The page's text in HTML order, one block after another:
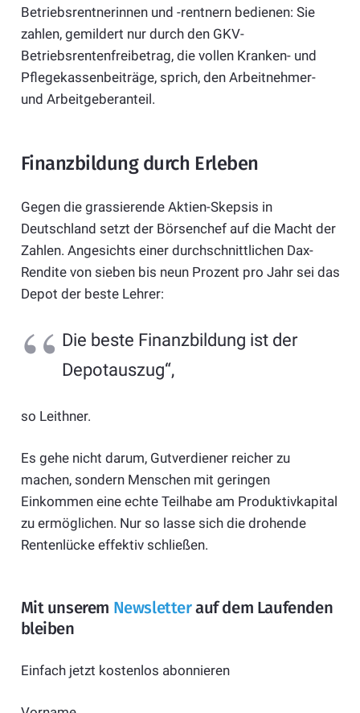
Betriebsrentnerinnen und -rentnern bedienen: Sie
zahlen, gemildert nur durch den GKV-
Betriebsrentenfreibetrag, die vollen Kranken- und
Pflegekassenbeiträge, sprich, den Arbeitnehmer-
und Arbeitgeberanteil.
Finanzbildung durch Erleben
Gegen die grassierende Aktien-Skepsis in
Deutschland setzt der Börsenchef auf die Macht der
Zahlen. Angesichts einer durchschnittlichen Dax-
Rendite von sieben bis neun Prozent pro Jahr sei das
Depot der beste Lehrer:
Die beste Finanzbildung ist der
Depotauszug“,
so Leithner.
Es gehe nicht darum, Gutverdiener reicher zu
machen, sondern Menschen mit geringen
Einkommen eine echte Teilhabe am Produktivkapital
zu ermöglichen. Nur so lasse sich die drohende
Rentenlücke effektiv schließen.
Mit unserem Newsletterauf dem Laufenden
bleiben
Einfach jetzt kostenlos abonnieren